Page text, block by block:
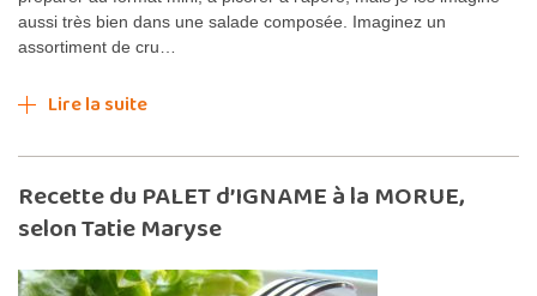
aussi très bien dans une salade composée. Imaginez un
assortiment de cru…
Lire la suite
Recette du PALET d’IGNAME à la MORUE,
selon Tatie Maryse